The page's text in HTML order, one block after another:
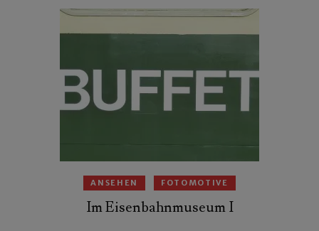
ANSEHEN FOTOMOTIVE
Im Eisenbahnmuseum I